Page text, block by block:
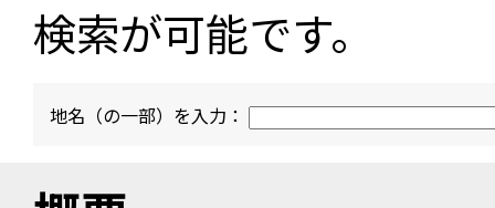
検索が可能です。
地名（の一部）を入力：